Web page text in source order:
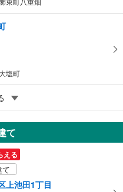
塩町
南山田
田町南山田
て
える
て
上池田1丁目